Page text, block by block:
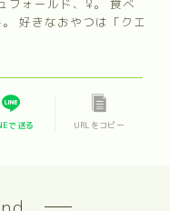
フォールド、♀。 食べ
好きなおやつは「クエ
で送る URLをコピー